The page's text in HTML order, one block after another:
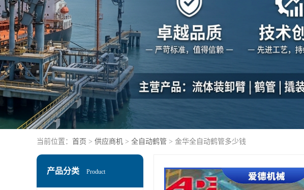
当前位置： 首页 > 供应商机 > 全自动鹤管 > 金华全自动鹤管多少钱
产品分类 Product